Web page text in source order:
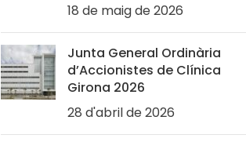
18 de maig de 2026
Junta General Ordinària
d’Accionistes de Clínica
Girona 2026
28 d'abril de 2026